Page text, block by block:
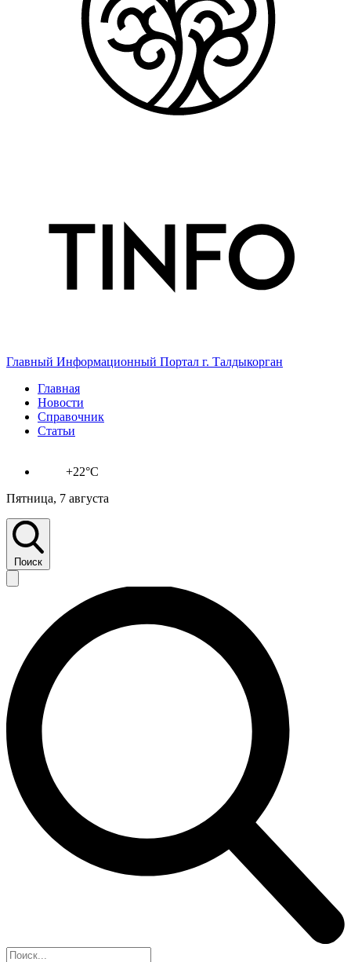
Главный Информационный Портал г. Талдыкорган
Главная
Новости
Справочник
Статьи
+22°C
Пятница, 7 августа
Поиск